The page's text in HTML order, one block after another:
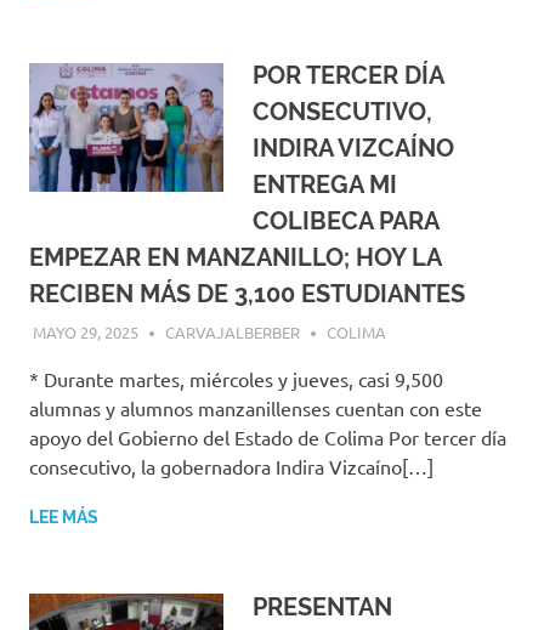
POR TERCER DÍA
CONSECUTIVO,
INDIRA VIZCAÍNO
ENTREGA MI
COLIBECA PARA
EMPEZAR EN MANZANILLO; HOY LA
RECIBEN MÁS DE 3,100 ESTUDIANTES
MAYO 29, 2025 CARVAJALBERBER COLIMA
* Durante martes, miércoles y jueves, casi 9,500
alumnas y alumnos manzanillenses cuentan con este
apoyo del Gobierno del Estado de Colima Por tercer día
consecutivo, la gobernadora Indira Vizcaíno[…]
LEE MÁS
PRESENTAN